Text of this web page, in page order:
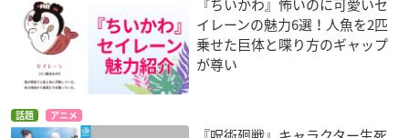
『ちいかわ』怖いのに可愛いセ
イレーンの魅力6選！人魚を2匹
乗せた巨体と喋り方のギャップ
が尊い
話題 アニメ